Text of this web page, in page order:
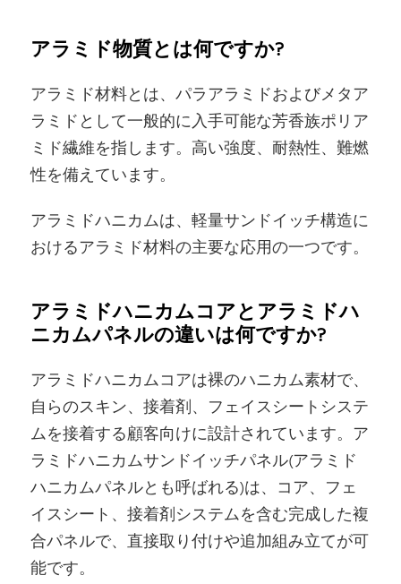
アラミド物質とは何ですか?
アラミド材料とは、パラアラミドおよびメタア
ラミドとして一般的に入手可能な芳香族ポリア
ミド繊維を指します。高い強度、耐熱性、難燃
性を備えています。
アラミドハニカムは、軽量サンドイッチ構造に
おけるアラミド材料の主要な応用の一つです。
アラミドハニカムコアとアラミドハ
ニカムパネルの違いは何ですか?
アラミドハニカムコアは裸のハニカム素材で、
自らのスキン、接着剤、フェイスシートシステ
ムを接着する顧客向けに設計されています。ア
ラミドハニカムサンドイッチパネル(アラミド
ハニカムパネルとも呼ばれる)は、コア、フェ
イスシート、接着剤システムを含む完成した複
合パネルで、直接取り付けや追加組み立てが可
能です。